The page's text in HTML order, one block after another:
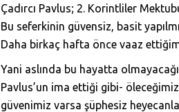
Çadırcı Pavlus; 2. Korintliler
Bu seferkinin güvensiz, basit
Daha birkaç hafta önce vaaz
Yani aslında bu hayatta
Pavlus’un ima ettiği gibi-
güvenimiz varsa şüphesiz